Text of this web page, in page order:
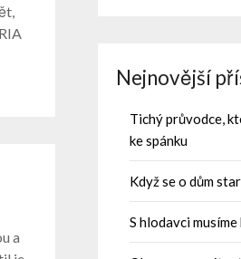
a
Nejnovější
Tichý průvodce,
ke spánku
Když se o dům
S hlodavci